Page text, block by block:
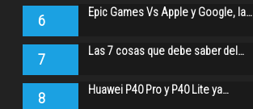
6 Epic Games Vs Apple y Google, la…
7 Las 7 cosas que debe saber del…
8 Huawei P40 Pro y P40 Lite ya…